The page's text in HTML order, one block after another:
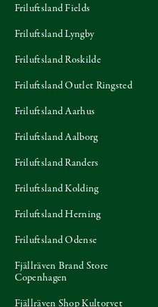
Friluftsland Fields
Friluftsland Lyngby
Friluftsland Roskilde
Friluftsland Outlet Ringsted
Friluftsland Aarhus
Friluftsland Aalborg
Friluftsland Randers
Friluftsland Kolding
Friluftsland Herning
Friluftsland Odense
Fjällräven Brand Store
Copenhagen
Fjällräven Shop Kultorvet